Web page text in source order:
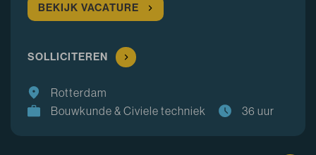
BEKIJK VACATURE
SOLLICITEREN
Rotterdam
Bouwkunde & Civiele techniek
36 uur